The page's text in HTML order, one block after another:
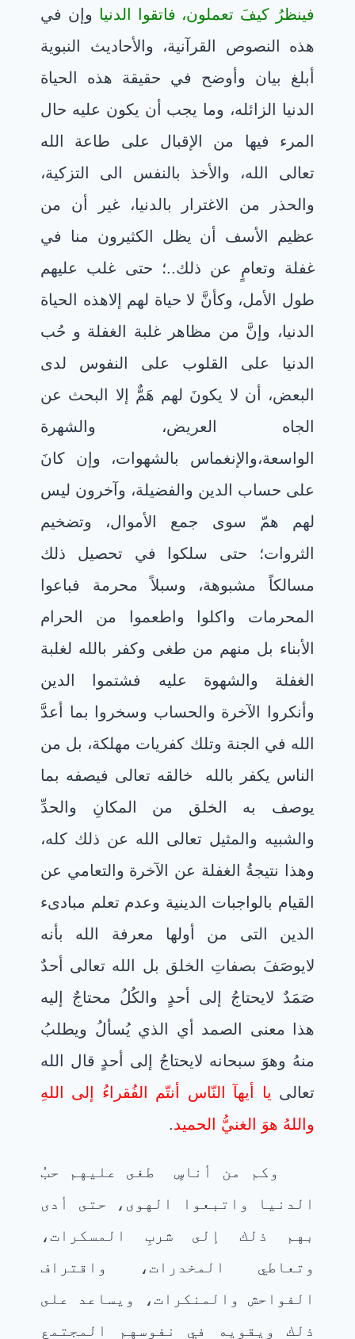
فينظرُ كيفَ تعملون، فاتقوا الدنيا وإن في
هذه النصوص القرآنية، والأحاديث النبوية
أبلغ بيان وأوضح في حقيقة هذه الحياة
الدنيا الزائله، وما يجب أن يكون عليه حال
المرء فيها من الإقبال على طاعة الله
تعالى الله، والأخذ بالنفس الى التزكية،
والحذر من الاغترار بالدنيا، غير أن من
عظيم الأسف أن يظل الكثيرون منا في
غفلة وتعامٍ عن ذلك..؛ حتى غلب عليهم
طول الأمل، وكأنَّ لا حياة لهم إلاهذه الحياة
الدنيا، وإنَّ من مظاهر غلبة الغفلة و حُب
الدنيا على القلوب على النفوس لدى
البعض، أن لا يكونَ لهم هَمٌّ إلا البحث عن
الجاه العريض، والشهرة
الواسعة،والإنغماس بالشهوات، وإن كانَ
على حساب الدين والفضيلة، وآخرون ليس
لهم همّ سوى جمع الأموال، وتضخيم
الثروات؛ حتى سلكوا في تحصيل ذلك
مسالكاً مشبوهة، وسبلاً محرمة فباعوا
المحرمات واكلوا واطعموا من الحرام
الأبناء بل منهم من طغى وكفر بالله لغلبة
الغفلة والشهوة عليه فشتموا الدين
وأنكروا الآخرة والحساب وسخروا بما أعدَّ
الله في الجنة وتلك كفريات مهلكة، بل من
الناس يكفر بالله خالقه تعالى فيصفه بما
يوصف به الخلق من المكانِ والحدِّ
والشبيه والمثيل تعالى الله عن ذلك كله،
وهذا نتيجةُ الغفلة عن الآخرة والتعامي عن
القيام بالواجبات الدينية وعدم تعلم مبادىء
الدين التى من أولها معرفة الله بأنه
لايوصَفَ بصفاتِ الخلق بل الله تعالى أحدٌ
صَمَدٌ لايحتاجُ إلى أحدٍ والكُلُ محتاجٌ إليه
هذا معنى الصمد أي الذي يُسألُ ويطلبُ
منهُ وهوَ سبحانه لايحتاجُ إلى أحدٍ قال الله
تعالى يا أيهآ النّاس أنتّم الفُقراءُ إلى اللهِ
واللهُ هوَ الغنيُّ الحميد.
وكم من أناسٍ طغى عليهم حبُ
الدنيا واتبعوا الهوى، حتى أدى
بهم ذلك إلى شربِ المسكرات،
وتعاطي المخدرات، واقتراف
الفواحش والمنكرات، ويساعد على
ذلك ويقويه في نفوسهم المجتمع